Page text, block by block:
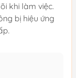
khi làm việc.
bị hiệu ứng